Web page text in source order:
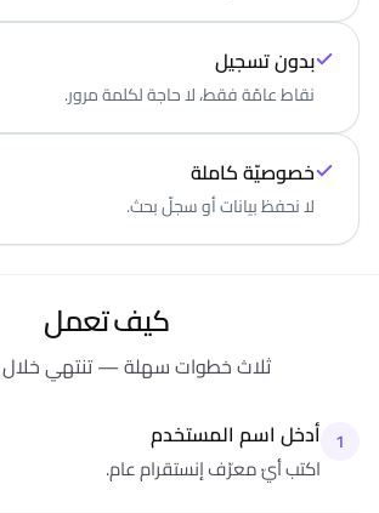
بدون تسجيل
نقاط عامّة فقط، لا حاجة لكلمة مرور.
خصوصيّة كاملة
لا نحفظ بيانات أو سجلّ بحث.
كيف تعمل
ثلاث خطوات سهلة — تنتهي
1 أدخل اسم المستخدم
اكتب أيّ معرّف إنستقرام عام.